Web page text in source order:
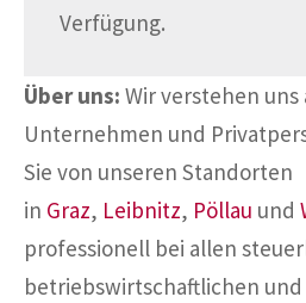
Verfügung.
Über uns: Wir verstehen
Unternehmen und
Sie von unseren Standorten
in Graz, Leibnitz, Pöllau und
professionell bei allen
betriebswirtschaftlichen